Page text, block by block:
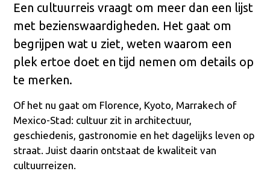
Een cultuurreis vraagt om meer dan een lijst
met bezienswaardigheden. Het gaat om
begrijpen wat u ziet, weten waarom een
plek ertoe doet en tijd nemen om details op
te merken.
Of het nu gaat om Florence, Kyoto, Marrakech of
Mexico-Stad: cultuur zit in architectuur,
geschiedenis, gastronomie en het dagelijks leven op
straat. Juist daarin ontstaat de kwaliteit van
cultuurreizen.